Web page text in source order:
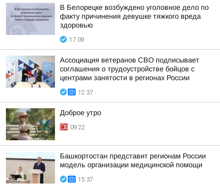
В Белорецке возбуждено уголовное дело по
факту причинения девушке тяжкого вреда
здоровью
17:09
Ассоциация ветеранов СВО подписывает
соглашения о трудоустройстве бойцов с
центрами занятости в регионах России
12:37
Доброе утро
09:22
Башкортостан представит регионам России
модель организации медицинской помощи
15:37